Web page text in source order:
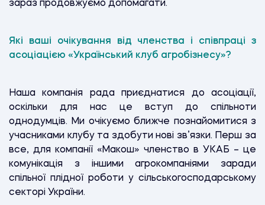
зараз продовжуємо допомагати.
Які ваші очікування від членства і співпраці з
асоціацією «Український клуб агробізнесу»?
Наша компанія рада приєднатися до асоціації,
оскільки для нас це вступ до спільноти
однодумців. Ми очікуємо ближче познайомитися з
учасниками клубу та здобути нові зв’язки. Перш за
все, для компанії «Макош» членство в УКАБ – це
комунікація з іншими агрокомпаніями заради
спільної плідної роботи у сільськогосподарському
секторі України.